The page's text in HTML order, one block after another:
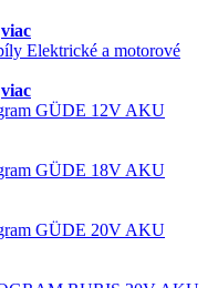
viac
Elektrické a motorové
viac
GÜDE 12V AKU
GÜDE 18V AKU
GÜDE 20V AKU